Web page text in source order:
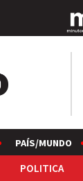
PAÍS/MUNDO
POLITICA